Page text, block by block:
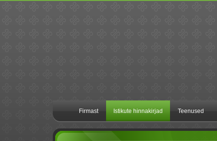
Firmast Istikute hinnakirjad Teenused